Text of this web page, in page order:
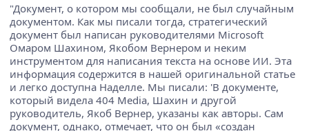
"Документ, о котором мы сообщали, не был случайным
документом. Как мы писали тогда, стратегический
документ был написан руководителями Microsoft
Омаром Шахином, Якобом Вернером и неким
инструментом для написания текста на основе ИИ. Эта
информация содержится в нашей оригинальной статье
и легко доступна Наделле. Мы писали: 'В документе,
который видела 404 Media, Шахин и другой
руководитель, Якоб Вернер, указаны как авторы. Сам
документ, однако, отмечает, что он был «создан